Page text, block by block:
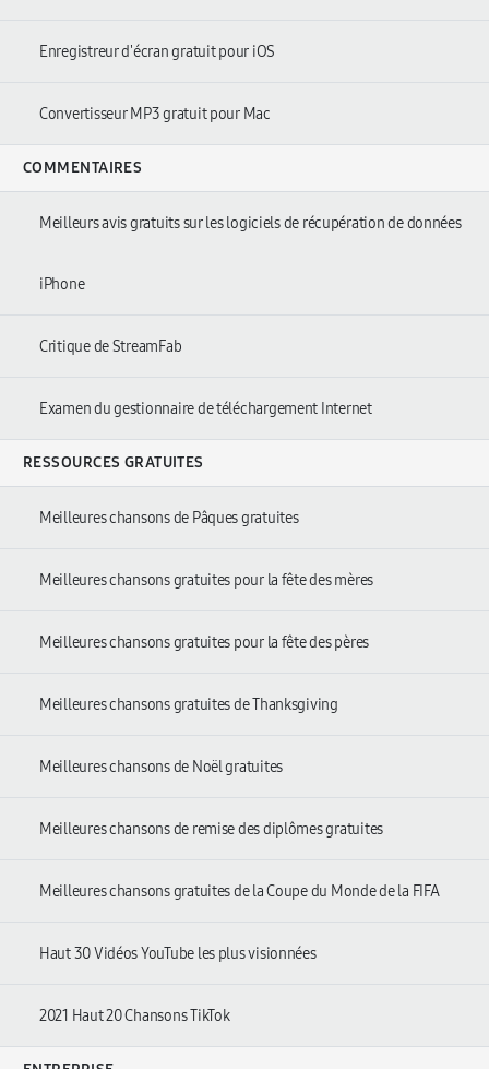
Enregistreur d'écran gratuit pour iOS
Convertisseur MP3 gratuit pour Mac
COMMENTAIRES
Meilleurs avis gratuits sur les logiciels de récupération de données
iPhone
Critique de StreamFab
Examen du gestionnaire de téléchargement Internet
RESSOURCES GRATUITES
Meilleures chansons de Pâques gratuites
Meilleures chansons gratuites pour la fête des mères
Meilleures chansons gratuites pour la fête des pères
Meilleures chansons gratuites de Thanksgiving
Meilleures chansons de Noël gratuites
Meilleures chansons de remise des diplômes gratuites
Meilleures chansons gratuites de la Coupe du Monde de la FIFA
Haut 30 Vidéos YouTube les plus visionnées
2021 Haut 20 Chansons TikTok